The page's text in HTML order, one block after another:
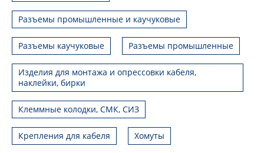
Разъемы промышленные и каучуковые
Разъемы каучуковые Разъемы промышленные
Изделия для монтажа и опрессовки кабеля,
наклейки, бирки
Клеммные колодки, СМК, СИЗ
Крепления для кабеля Хомуты